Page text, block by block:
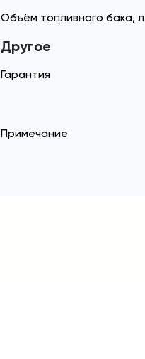
Объём топливного бака, л
Другое
Гарантия
Примечание